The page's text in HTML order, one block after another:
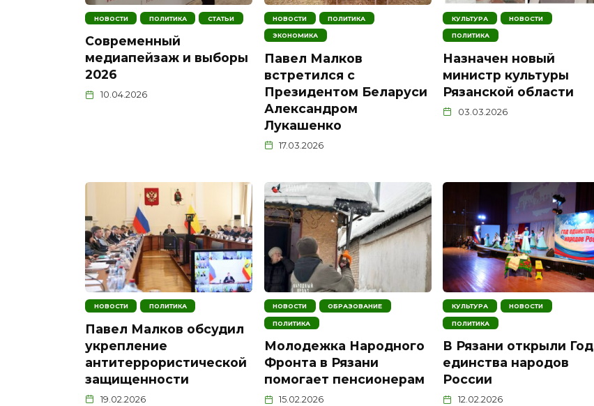
НОВОСТИ ПОЛИТИКА СТАТЬИ
Современный
медиапейзаж и выборы
2026
10.04.2026
НОВОСТИ ПОЛИТИКА
ЭКОНОМИКА
Павел Малков
встретился с
Президентом Беларуси
Александром
Лукашенко
17.03.2026
КУЛЬТУРА НОВОСТИ
ПОЛИТИКА
Назначен новый
министр культуры
Рязанской области
03.03.2026
НОВОСТИ ПОЛИТИКА
Павел Малков обсудил
укрепление
антитеррористической
защищенности
19.02.2026
НОВОСТИ ОБРАЗОВАНИЕ
ПОЛИТИКА
Молодежка Народного
Фронта в Рязани
помогает пенсионерам
15.02.2026
КУЛЬТУРА НОВОСТИ
ПОЛИТИКА
В Рязани открыли Год
единства народов
России
12.02.2026